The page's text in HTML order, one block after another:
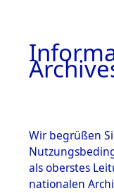
BESTÄNDE
Wir begrüßen
als oberstes
nationalen